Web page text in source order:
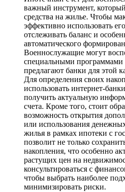
важный инструмент,
средства на жилье. Чтобы
эффективно использовать
отслеживать баланс и
автоматического
Военнослужащие могут
специальными программами
предлагают банки для этой
Для определения своих
использовать интернет-
получить актуальную
счета. Кроме того, стоит
возможность открытия
или использования
жилья в рамках ипотеки с
позволит не только
накопления, что особенно
растущих цен на
консультироваться с
чтобы выбрать наиболее
минимизировать риски.